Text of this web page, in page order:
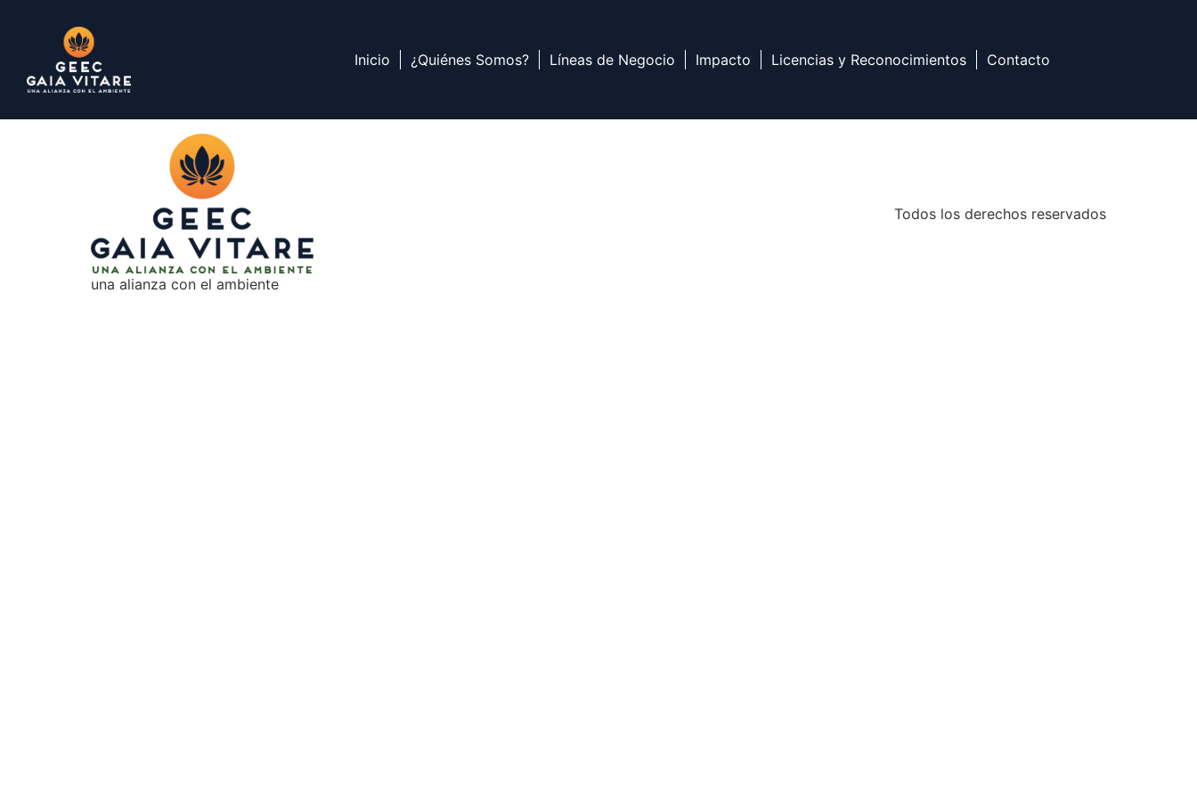
Inicio ¿Quiénes Somos? Líneas de Negocio Impacto Licencias y Reconocimientos Contacto
una alianza con el ambiente
Todos los derechos reservados